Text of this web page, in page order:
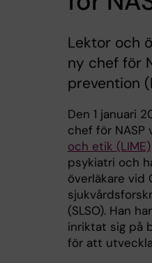
Lektor och
ny chef för
prevention
Den 1 januari
chef för NASP
och etik (LIME)
psykiatri och
överläkare vid
(SLSO). Han
inriktat sig på
för att